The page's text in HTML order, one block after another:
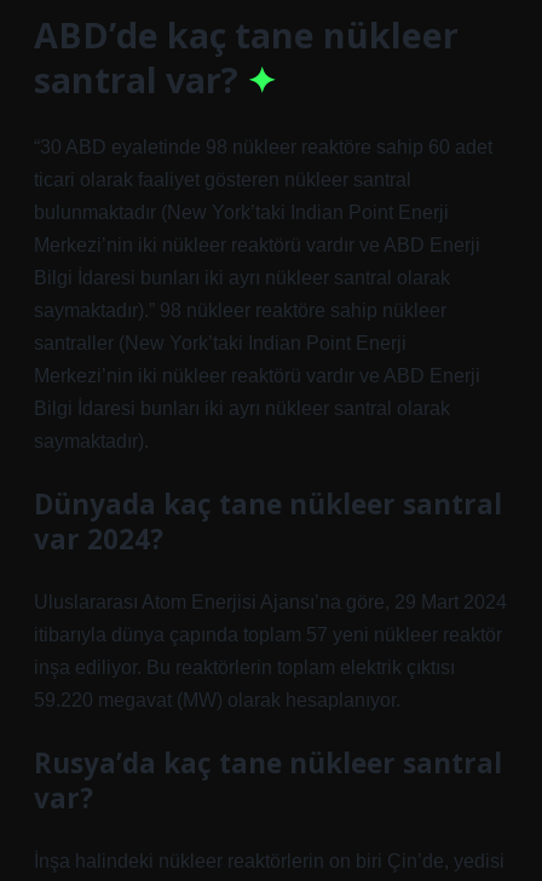
ABD’de kaç tane nükleer
santral var?
“30 ABD eyaletinde 98 nükleer reaktöre sahip 60 adet
ticari olarak faaliyet gösteren nükleer santral
bulunmaktadır (New York’taki Indian Point Enerji
Merkezi’nin iki nükleer reaktörü vardır ve ABD Enerji
Bilgi İdaresi bunları iki ayrı nükleer santral olarak
saymaktadır).” 98 nükleer reaktöre sahip nükleer
santraller (New York’taki Indian Point Enerji
Merkezi’nin iki nükleer reaktörü vardır ve ABD Enerji
Bilgi İdaresi bunları iki ayrı nükleer santral olarak
saymaktadır).
Dünyada kaç tane nükleer santral
var 2024?
Uluslararası Atom Enerjisi Ajansı’na göre, 29 Mart 2024
itibarıyla dünya çapında toplam 57 yeni nükleer reaktör
inşa ediliyor. Bu reaktörlerin toplam elektrik çıktısı
59.220 megavat (MW) olarak hesaplanıyor.
Rusya’da kaç tane nükleer santral
var?
İnşa halindeki nükleer reaktörlerin on biri Çin’de, yedisi